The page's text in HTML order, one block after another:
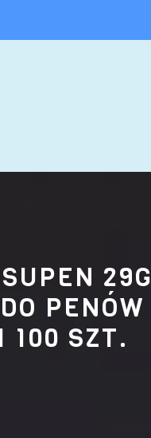
29G
PENÓW
100 SZT.